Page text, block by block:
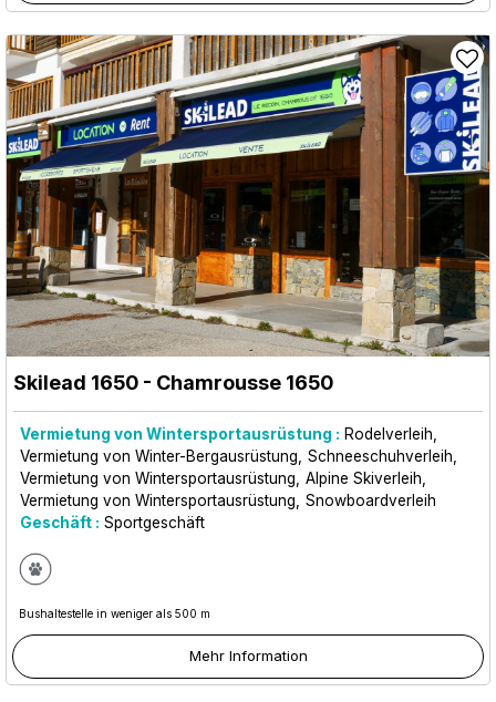
Skilead 1650 - Chamrousse 1650
Vermietung von Wintersportausrüstung : Rodelverleih
Vermietung von Winter-Bergausrüstung
Schneeschuhverleih
Vermietung von Wintersportausrüstung
Alpine Skiverleih
Vermietung von Wintersportausrüstung
Snowboardverleih
Geschäft : Sportgeschäft
Bushaltestelle in weniger als 500 m
Mehr Information